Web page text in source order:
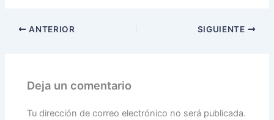
ANTERIOR SIGUIENTE
Deja un comentario
Tu dirección de correo electrónico no será publicada.